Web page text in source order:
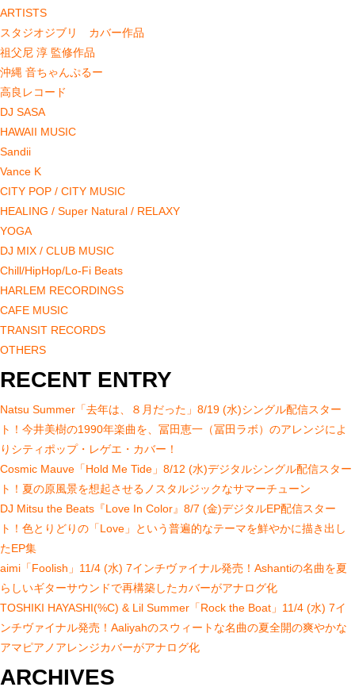
ARTISTS
スタジオジブリ カバー作品
祖父尼 淳 監修作品
沖縄 音ちゃんぷるー
高良レコード
DJ SASA
HAWAII MUSIC
Sandii
Vance K
CITY POP / CITY MUSIC
HEALING / Super Natural / RELAXY
YOGA
DJ MIX / CLUB MUSIC
Chill/HipHop/Lo-Fi Beats
HARLEM RECORDINGS
CAFE MUSIC
TRANSIT RECORDS
OTHERS
RECENT ENTRY
Natsu Summer「去年は、８月だった」8/19 (水)シングル配信スター
ト！今井美樹の1990年楽曲を、冨田恵一（冨田ラボ）のアレンジによ
りシティポップ・レゲエ・カバー！
Cosmic Mauve「Hold Me Tide」8/12 (水)デジタルシングル配信スター
ト！夏の原風景を想起させるノスタルジックなサマーチューン
DJ Mitsu the Beats『Love In Color』8/7 (金)デジタルEP配信スター
ト！色とりどりの「Love」という普遍的なテーマを鮮やかに描き出し
たEP集
aimi「Foolish」11/4 (水) 7インチヴァイナル発売！Ashantiの名曲を夏
らしいギターサウンドで再構築したカバーがアナログ化
TOSHIKI HAYASHI(%C) & Lil Summer「Rock the Boat」11/4 (水) 7イ
ンチヴァイナル発売！Aaliyahのスウィートな名曲の夏全開の爽やかな
アマピアノアレンジカバーがアナログ化
ARCHIVES